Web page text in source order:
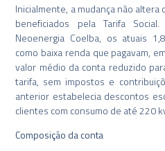
Inicialmente, a mudança não
beneficiados pela Tarifa
Neoenergia Coelba, os atuais
como baixa renda que pagavam,
valor médio da conta reduzido
tarifa, sem impostos e
anterior estabelecia descontos
clientes com consumo de até 220
Composição da conta